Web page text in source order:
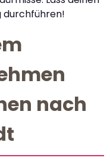
durchführen!
nach